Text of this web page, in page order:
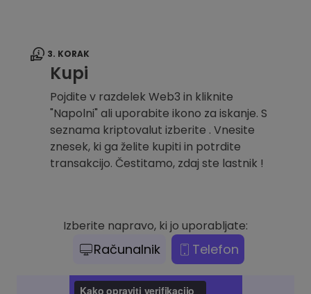
3. KORAK
Kupi
Pojdite v razdelek Web3 in kliknite
"Napolni" ali uporabite ikono za iskanje. S
seznama kriptovalut izberite . Vnesite
znesek, ki ga želite kupiti in potrdite
transakcijo. Čestitamo, zdaj ste lastnik !
Izberite napravo, ki jo uporabljate:
Računalnik Telefon